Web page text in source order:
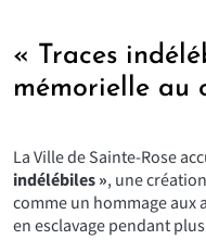
« Traces
mémorielle au
La Ville de Sainte-Rose
indélébiles », une
comme un hommage aux
en esclavage pendant